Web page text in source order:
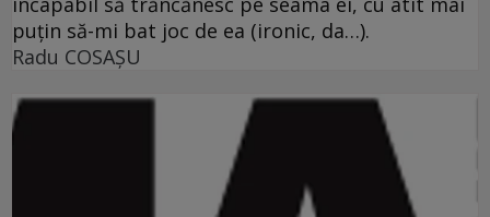
puţin să-mi bat joc de ea (ironic, da…).
Radu COSAŞU